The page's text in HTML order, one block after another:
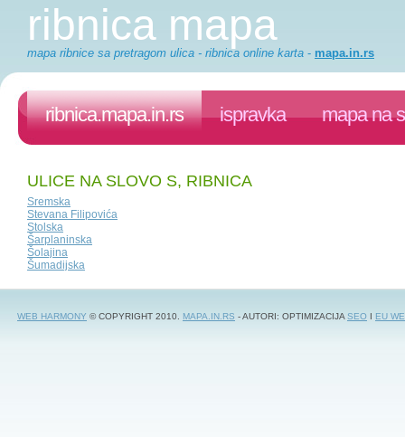
ribnica mapa
mapa ribnice sa pretragom ulica - ribnica online karta - mapa.in.rs
ribnica.mapa.in.rs ispravka mapa na
ULICE NA SLOVO S, RIBNICA
Sremska
Stevana Filipovića
Stolska
Šarplaninska
Šolajina
Šumadijska
WEB HARMONY © COPYRIGHT 2010. MAPA.IN.RS - AUTORI: OPTIMIZACIJA SEO I EU